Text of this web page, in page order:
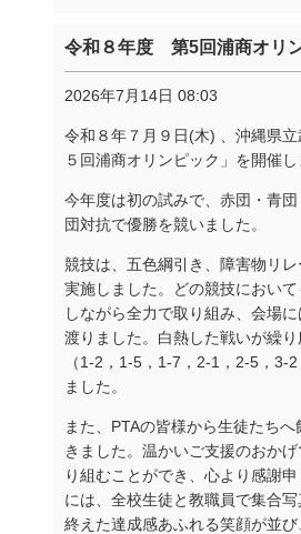
令和８年度 第5回浦商オリ
2026年7月14日 08:03
令和８年７月９日(木)
、沖縄県
５回浦商オリンピック」を開催し
今年度は初の試みで、赤団・青
団対抗で優勝を競いました。
競技は、五色綱引き、障害物リ
実施しました。どの競技におい
しながら全力で取り組み、会場
渡りました。白熱した戦いが繰り
（1-2，1-5，1-7，2-1，2-5，3-
ました。
また、 PTAの皆様から生徒たち
きました。温かいご支援のおか
り組むことができ、心より感謝
には、全校生徒と教職員で集合
終えた達成感あふれる笑顔が並